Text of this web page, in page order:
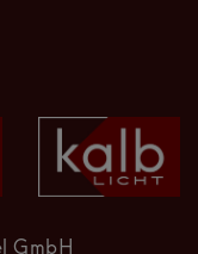
GmbH